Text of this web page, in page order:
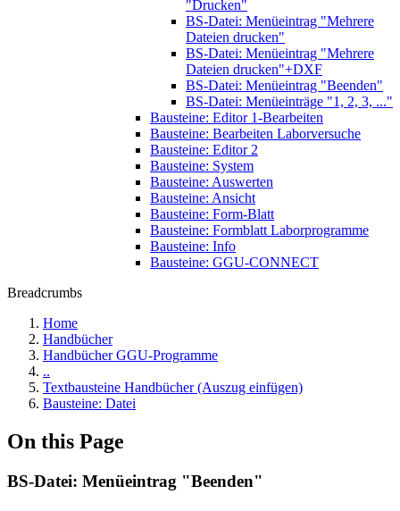
"Drucken"
BS-Datei: Menüeintrag "Mehrere
Dateien drucken"
BS-Datei: Menüeintrag "Mehrere
Dateien drucken"+DXF
BS-Datei: Menüeintrag "Beenden"
BS-Datei: Menüeinträge "1, 2, 3, ..."
Bausteine: Editor 1-Bearbeiten
Bausteine: Bearbeiten Laborversuche
Bausteine: Editor 2
Bausteine: System
Bausteine: Auswerten
Bausteine: Ansicht
Bausteine: Form-Blatt
Bausteine: Formblatt Laborprogramme
Bausteine: Info
Bausteine: GGU-CONNECT
Breadcrumbs
Home
Handbücher
Handbücher GGU-Programme
..
Textbausteine Handbücher (Auszug einfügen)
Bausteine: Datei
On this Page
BS-Datei: Menüeintrag "Beenden"